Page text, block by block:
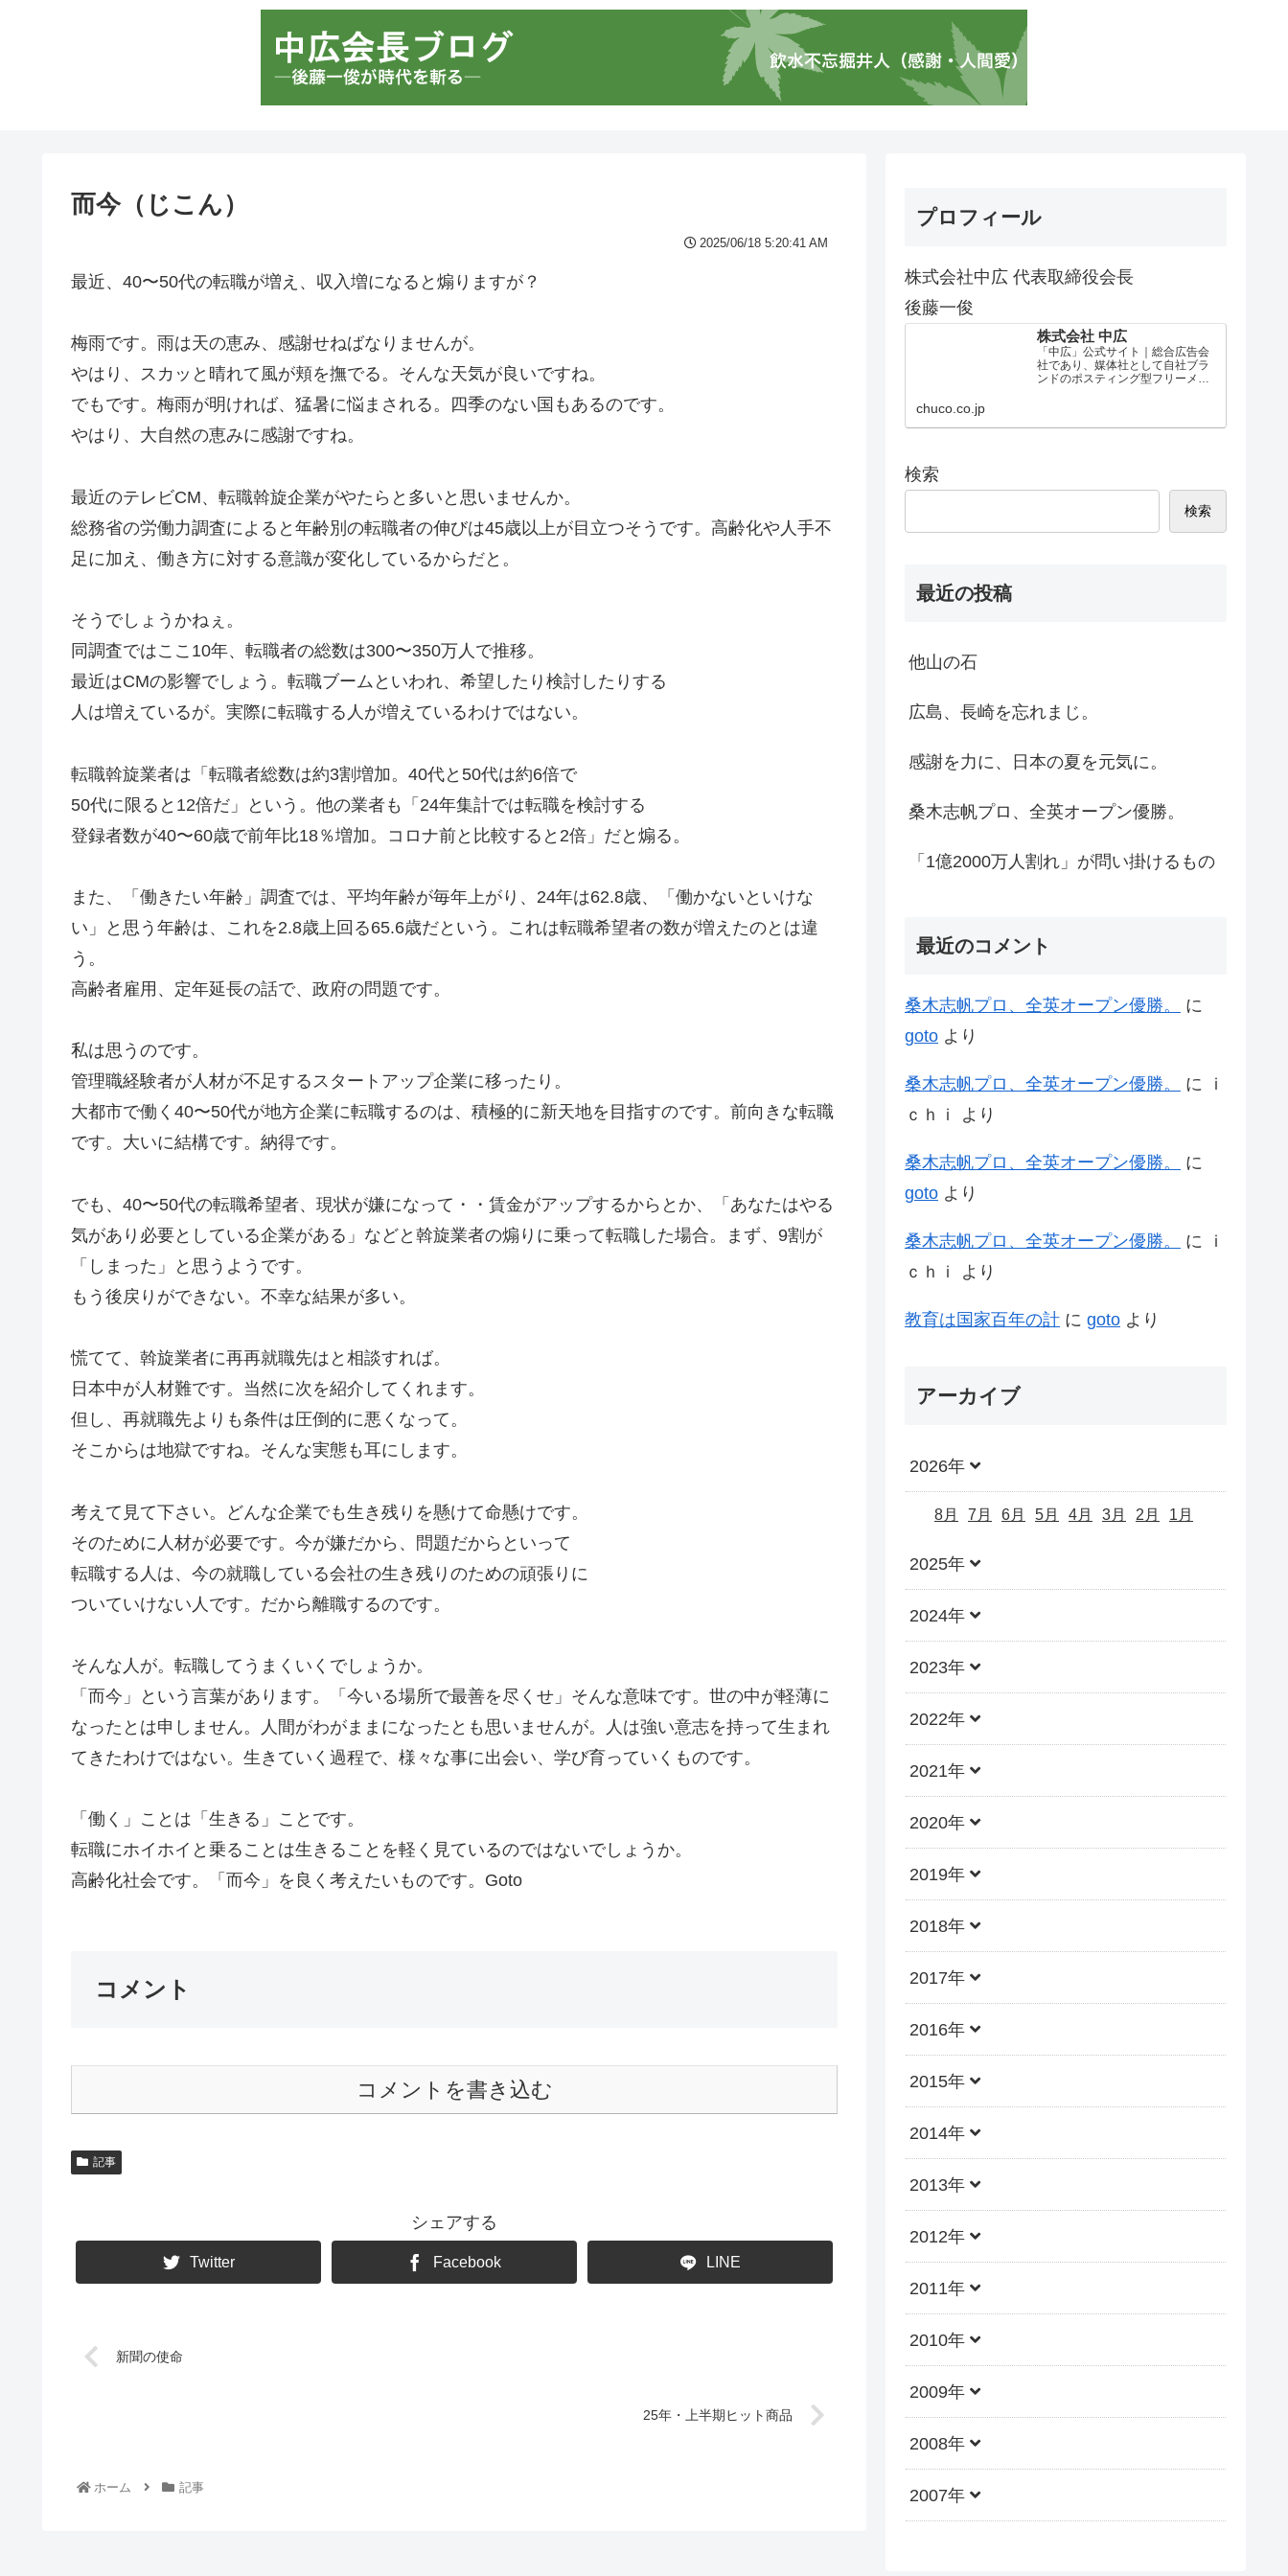
而今（じこん）
2025/06/18 5:20:41 AM
最近、40〜50代の転職が増え、収入増になると煽りますが？
梅雨です。雨は天の恵み、感謝せねばなりませんが。
やはり、スカッと晴れて風が頬を撫でる。そんな天気が良いですね。
でもです。梅雨が明ければ、猛暑に悩まされる。四季のない国もあるのです。
やはり、大自然の恵みに感謝ですね。
最近のテレビCM、転職斡旋企業がやたらと多いと思いませんか。
総務省の労働力調査によると年齢別の転職者の伸びは45歳以上が目立つそうです。高齢化や人手不
足に加え、働き方に対する意識が変化しているからだと。
そうでしょうかねぇ。
同調査ではここ10年、転職者の総数は300〜350万人で推移。
最近はCMの影響でしょう。転職ブームといわれ、希望したり検討したりする
人は増えているが。実際に転職する人が増えているわけではない。
転職斡旋業者は「転職者総数は約3割増加。40代と50代は約6倍で
50代に限ると12倍だ」という。他の業者も「24年集計では転職を検討する
登録者数が40〜60歳で前年比18％増加。コロナ前と比較すると2倍」だと煽る。
また、「働きたい年齢」調査では、平均年齢が毎年上がり、24年は62.8歳、「働かないといけな
い」と思う年齢は、これを2.8歳上回る65.6歳だという。これは転職希望者の数が増えたのとは違
う。
高齢者雇用、定年延長の話で、政府の問題です。
私は思うのです。
管理職経験者が人材が不足するスタートアップ企業に移ったり。
大都市で働く40〜50代が地方企業に転職するのは、積極的に新天地を目指すのです。前向きな転職
です。大いに結構です。納得です。
でも、40〜50代の転職希望者、現状が嫌になって・・賃金がアップするからとか、「あなたはやる
気があり必要としている企業がある」などと斡旋業者の煽りに乗って転職した場合。まず、9割が
「しまった」と思うようです。
もう後戻りができない。不幸な結果が多い。
慌てて、斡旋業者に再再就職先はと相談すれば。
日本中が人材難です。当然に次を紹介してくれます。
但し、再就職先よりも条件は圧倒的に悪くなって。
そこからは地獄ですね。そんな実態も耳にします。
考えて見て下さい。どんな企業でも生き残りを懸けて命懸けです。
そのために人材が必要です。今が嫌だから、問題だからといって
転職する人は、今の就職している会社の生き残りのための頑張りに
ついていけない人です。だから離職するのです。
そんな人が。転職してうまくいくでしょうか。
「而今」という言葉があります。「今いる場所で最善を尽くせ」そんな意味です。世の中が軽薄に
なったとは申しません。人間がわがままになったとも思いませんが。人は強い意志を持って生まれ
てきたわけではない。生きていく過程で、様々な事に出会い、学び育っていくものです。
「働く」ことは「生きる」ことです。
転職にホイホイと乗ることは生きることを軽く見ているのではないでしょうか。
高齢化社会です。「而今」を良く考えたいものです。Goto
コメント
コメントを書き込む
記事
シェアする
Twitter Facebook LINE
新聞の使命
25年・上半期ヒット商品
ホーム 記事
プロフィール
株式会社中広 代表取締役会長
後藤一俊
株式会社 中広
「中広」公式サイト｜総合広告会
社であり、媒体社として自社ブラ
ンドのポスティング型フリーメデ
chuco.co.jp
検索
検索
最近の投稿
他山の石
広島、長崎を忘れまじ。
感謝を力に、日本の夏を元気に。
桑木志帆プロ、全英オープン優勝。
「1億2000万人割れ」が問い掛けるもの
最近のコメント
桑木志帆プロ、全英オープン優勝。
に
goto より
桑木志帆プロ、全英オープン優勝。 に
ｉ
ｃｈｉ
より
桑木志帆プロ、全英オープン優勝。
に
goto より
桑木志帆プロ、全英オープン優勝。 に
ｉ
ｃｈｉ
より
教育は国家百年の計 に goto より
アーカイブ
2026年
8月 7月 6月 5月 4月 3月 2月 1月
2025年
2024年
2023年
2022年
2021年
2020年
2019年
2018年
2017年
2016年
2015年
2014年
2013年
2012年
2011年
2010年
2009年
2008年
2007年